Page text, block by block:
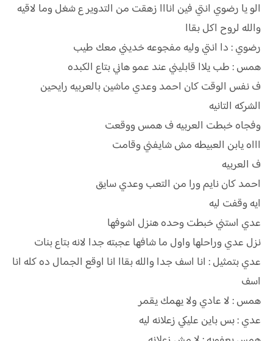
الو يا رضوي انتي فين انااا زهقت من التدوير ع شغل وما لاقيه
والله لروح اكل بقاا
رضوي : دا انتي وليه مفجوعه خديني معك طيب
همس : طب يلاا قابليني عند عمو هاني بتاع الكبده
ف نفس الوقت كان احمد وعدي ماشين بالعربيه رايحين
الشركه التانيه
وفجاه خبطت العربيه ف همس ووقعت
اااه يابن العبيطه مش شايفني وقامت
ف العربيه
احمد كان نايم ورا من التعب وعدي سايق
ايه وقفت ليه
عدي استني خبطت وحده هنزل اشوفها
نزل عدي وراحلها واول ما شافها عجبته جدا لانه بتاع بنات
عدي بتمثيل : انا اسف جدا والله بقاا انا اوقع الجمال ده كله انا
اسف
همس : لا عادي ولا يهمك يقمر
عدي : بس باين عليكي زعلانه ليه